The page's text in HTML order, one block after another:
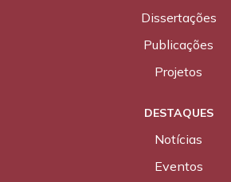
Dissertações
Publicações
Projetos
DESTAQUES
Notícias
Eventos